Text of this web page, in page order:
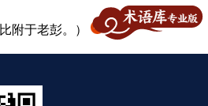
比附于老彭。）